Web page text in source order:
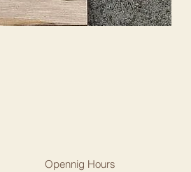
Opennig Hours